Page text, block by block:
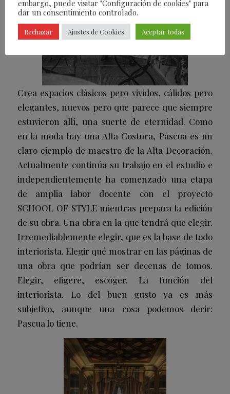
Crea espacios clásicos pero vividos, cálidos pero
elegantes, nuevos pero que parece que siempre
estuvieron allí, una suerte de eternidad. Como
en la moda hay una Alta Costura, Pascua es un
claro ejemplo de maestro de la Alta Decoración.
Actualmente continúa su trabajo en el estudio e
independientemente ha comenzado una etapa
de amplia labor docente con el proyecto
SCHOOL OF STYLE mientras prepara la edición
de su obra. Una obra en la que tendrá que elegir.
Irremediablemente elegir, que es la base de todo
interiorista. Elegir qué mostrar en las páginas de
una obra que podrían ser decenas de tomos.
Elegir, eligere, escoger. La función del
interiorista. Lo del buen gusto ya es más
subjetivo, aunque una cosa podemos decir:
Pascua lo tiene.
embargo, puede visitar "Configuración de cookies" para
dar un consentimiento controlado.
Rechazar Ajustes de Cookies Aceptar todas